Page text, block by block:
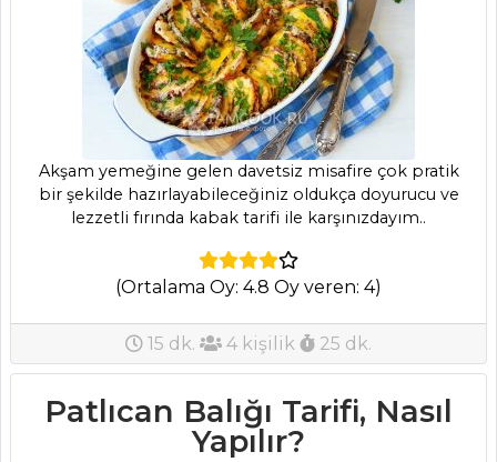
SEBZE
YEMEKLERI
Bamya Lokmaları
Tarifi, Nasıl Yapılır?
Bulgurlu Yaprak
Sarma Tarifi, Nasıl
Salsa Soslu Biber
Yapılır?
Tüm Tarifleri
Akşam yemeğine gelen davetsiz misafire çok pratik
bir şekilde hazırlayabileceğiniz oldukça doyurucu ve
lezzetli fırında kabak tarifi ile karşınızdayım..
(Ortalama Oy: 4.8 Oy veren: 4)
15 dk. 4 kişilik 25 dk.
Patlıcan Balığı Tarifi, Nasıl
Yapılır?